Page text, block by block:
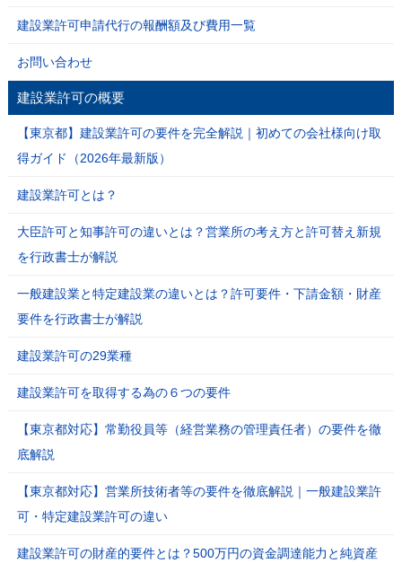
建設業許可申請代行の報酬額及び費用一覧
お問い合わせ
建設業許可の概要
【東京都】建設業許可の要件を完全解説｜初めての会社様向け取
得ガイド（2026年最新版）
建設業許可とは？
大臣許可と知事許可の違いとは？営業所の考え方と許可替え新規
を行政書士が解説
一般建設業と特定建設業の違いとは？許可要件・下請金額・財産
要件を行政書士が解説
建設業許可の29業種
建設業許可を取得する為の６つの要件
【東京都対応】常勤役員等（経営業務の管理責任者）の要件を徹
底解説
【東京都対応】営業所技術者等の要件を徹底解説｜一般建設業許
可・特定建設業許可の違い
建設業許可の財産的要件とは？500万円の資金調達能力と純資産